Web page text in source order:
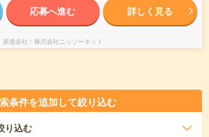
応募へ進む 詳しく見る
派遣会社 株式会社ニッソーネット
条件を追加して絞り込む
り込む